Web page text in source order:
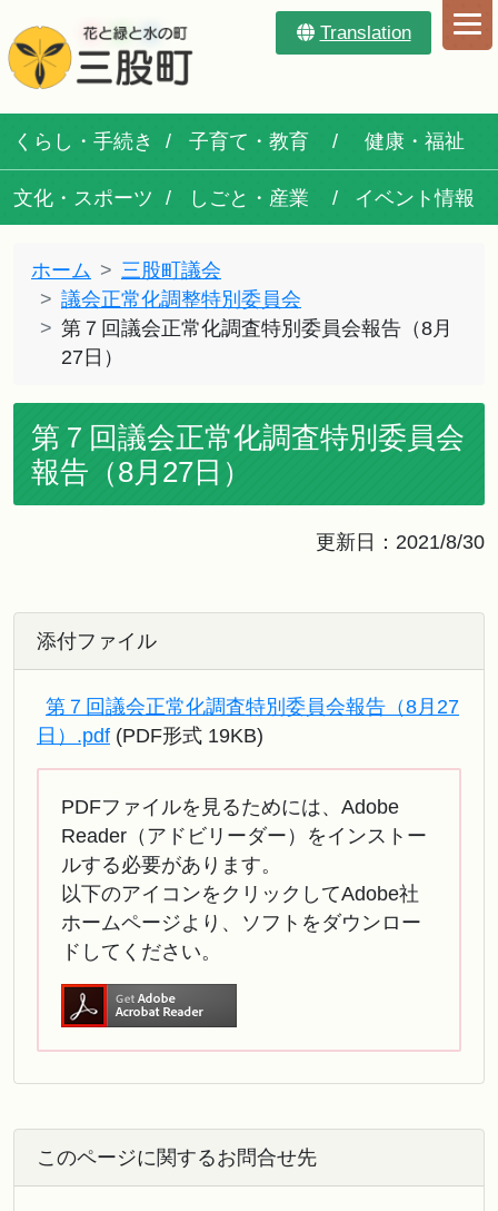
Translation
くらし・手続き 子育て・教育 健康・福祉
文化・スポーツ しごと・産業 イベント情報
ホーム
三股町議会
議会正常化調整特別委員会
第７回議会正常化調査特別委員会報告（8月
27日）
第７回議会正常化調査特別委員会
報告（8月27日）
更新日：2021/8/30
添付ファイル
第７回議会正常化調査特別委員会報告（8月27
日）.pdf (PDF形式 19KB)
PDFファイルを見るためには、Adobe
Reader（アドビリーダー）をインストー
ルする必要があります。
以下のアイコンをクリックしてAdobe社
ホームページより、ソフトをダウンロー
ドしてください。
このページに関するお問合せ先